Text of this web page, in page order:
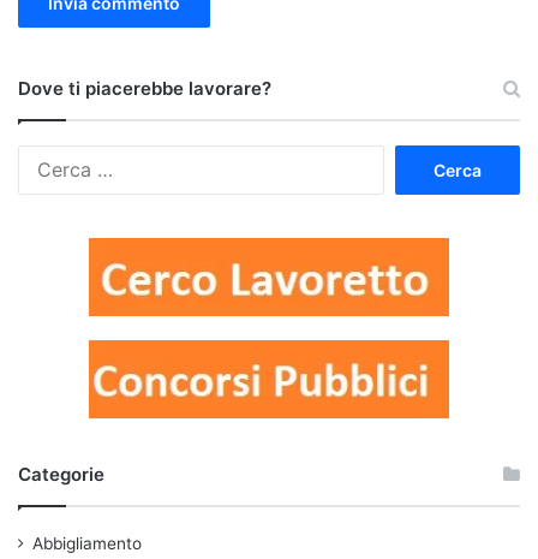
Dove ti piacerebbe lavorare?
Categorie
Abbigliamento